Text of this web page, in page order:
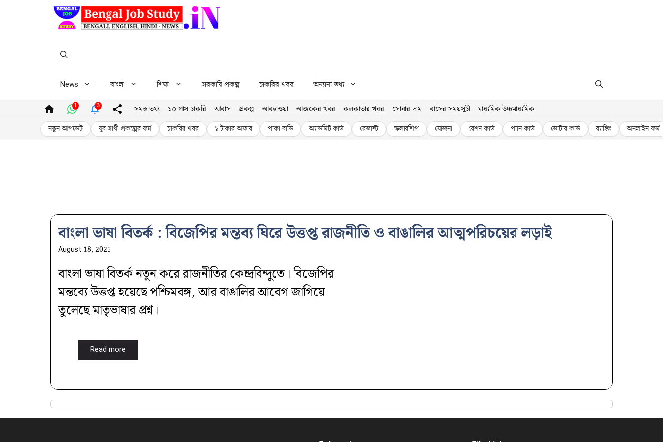
News বাংলা শিক্ষা সরকারি প্রকল্প চাকরির খবর অন্যান্য তথ্য
1 3 সমস্ত তথ্য ১০ পাস চাকরি আবাস প্রকল্প আবহাওয়া আজকের খবর কলকাতার খবর সোনার দাম বাসের সময়সূচী মাধ্যমিক উচ্চমাধ্যমিক
নতুন আপডেট যুব সাথী প্রকল্পের ফর্ম চাকরির খবর ১ টাকার অফার পাকা বাড়ি অ্যাডমিট কার্ড রেজাল্ট স্কলারশিপ যোজনা রেশন কার্ড প্যান কার্ড ভোটার কার্ড ব্যাঙ্কিং অনলাইন ফর্ম
বাংলা ভাষা বিতর্ক : বিজেপির মন্তব্য ঘিরে উত্তপ্ত রাজনীতি ও বাঙালির আত্মপরিচয়ের লড়াই
August 18, 2025
বাংলা ভাষা বিতর্ক নতুন করে রাজনীতির কেন্দ্রবিন্দুতে। বিজেপির
মন্তব্যে উত্তপ্ত হয়েছে পশ্চিমবঙ্গ, আর বাঙালির আবেগ জাগিয়ে
তুলেছে মাতৃভাষার প্রশ্ন।
Read more